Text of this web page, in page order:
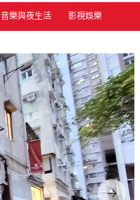
音樂與夜生活 影視娛樂